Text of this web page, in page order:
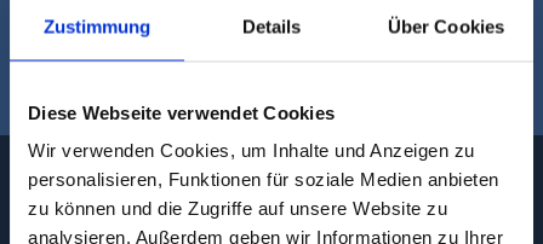
Zustimmung Details Über Cookies
Diese Webseite verwendet Cookies
Wir verwenden Cookies, um Inhalte und Anzeigen zu
personalisieren, Funktionen für soziale Medien anbieten
zu können und die Zugriffe auf unsere Website zu
analysieren. Außerdem geben wir Informationen zu Ihrer
Du bestimmt etwas
Passendes.